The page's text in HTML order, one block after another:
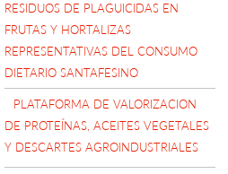
RESIDUOS DE PLAGUICIDAS EN
FRUTAS Y HORTALIZAS
REPRESENTATIVAS DEL CONSUMO
DIETARIO SANTAFESINO
PLATAFORMA DE VALORIZACION
DE PROTEÍNAS, ACEITES VEGETALES
Y DESCARTES AGROINDUSTRIALES